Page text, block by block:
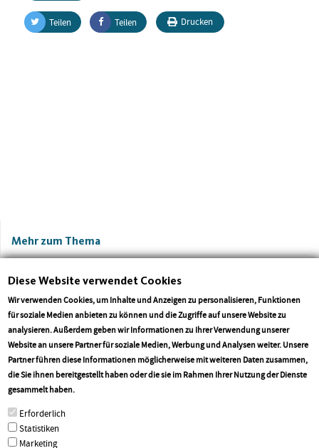
Teilen Teilen Drucken
Mehr zum Thema
Landesjagdgesetz ist und bleibt
Wegen
Diese Website verwendet Cookies
Wir verwenden Cookies, um Inhalte und Anzeigen zu personalisieren, Funktionen
für soziale Medien anbieten zu können und die Zugriffe auf unsere Website zu
analysieren. Außerdem geben wir Informationen zu Ihrer Verwendung unserer
Website an unsere Partner für soziale Medien, Werbung und Analysen weiter. Unsere
Partner führen diese Informationen möglicherweise mit weiteren Daten zusammen,
die Sie ihnen bereitgestellt haben oder die sie im Rahmen Ihrer Nutzung der Dienste
gesammelt haben.
Erforderlich
Statistiken
Marketing